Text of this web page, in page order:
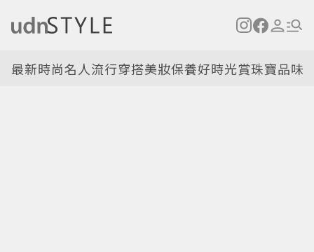
最新時尚名人流行穿搭美妝保養好時光賞珠寶品味